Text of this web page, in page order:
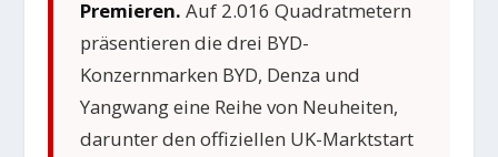
Premieren. Auf 2.016 Quadratmetern
präsentieren die drei BYD-
Konzernmarken BYD, Denza und
Yangwang eine Reihe von Neuheiten,
darunter den offiziellen UK-Marktstart